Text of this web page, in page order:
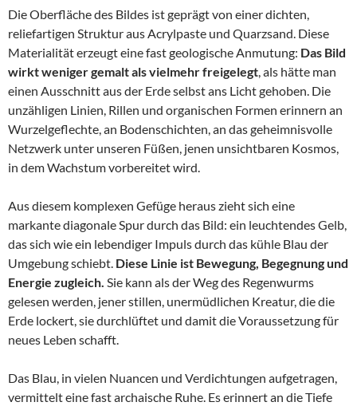
Die Oberfläche des Bildes ist geprägt von einer dichten,
reliefartigen Struktur aus Acrylpaste und Quarzsand. Diese
Materialität erzeugt eine fast geologische Anmutung: Das Bild
wirkt weniger gemalt als vielmehr freigelegt, als hätte man
einen Ausschnitt aus der Erde selbst ans Licht gehoben. Die
unzähligen Linien, Rillen und organischen Formen erinnern an
Wurzelgeflechte, an Bodenschichten, an das geheimnisvolle
Netzwerk unter unseren Füßen, jenen unsichtbaren Kosmos,
in dem Wachstum vorbereitet wird.
Aus diesem komplexen Gefüge heraus zieht sich eine
markante diagonale Spur durch das Bild: ein leuchtendes Gelb,
das sich wie ein lebendiger Impuls durch das kühle Blau der
Umgebung schiebt. Diese Linie ist Bewegung, Begegnung und
Energie zugleich. Sie kann als der Weg des Regenwurms
gelesen werden, jener stillen, unermüdlichen Kreatur, die die
Erde lockert, sie durchlüftet und damit die Voraussetzung für
neues Leben schafft.
Das Blau, in vielen Nuancen und Verdichtungen aufgetragen,
vermittelt eine fast archaische Ruhe. Es erinnert an die Tiefe